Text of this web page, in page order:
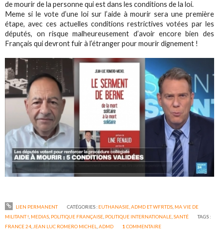
de mourir de la personne qui est dans les conditions de la loi.
Meme si le vote d’une loi sur l’aide à mourir sera une première
étape, avec ces actuelles conditions restrictives votées par les
députés, on risque malheureusement d’avoir encore bien des
Français qui devront fuir à l’étranger pour mourir dignement !
LIEN PERMANENT CATÉGORIES : EUTHANASIE, ADMD ET WFRTDS, MA VIE DE
MILITANT ! MEDIAS POLITIQUE FRANÇAISE POLITIQUE INTERNATIONALE ,SANTÉ
TAGS :
FRANCE 24 JEAN LUC ROMERO MICHEL ,ADMD 1 COMMENTAIRE